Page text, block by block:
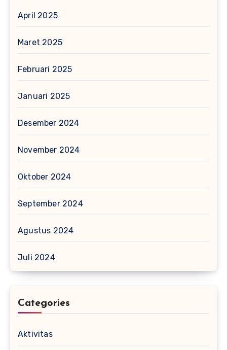
April 2025
Maret 2025
Februari 2025
Januari 2025
Desember 2024
November 2024
Oktober 2024
September 2024
Agustus 2024
Juli 2024
Categories
Aktivitas